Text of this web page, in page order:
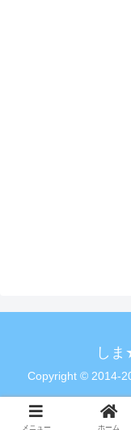
し
Copyright © 2014-
メニュー ホーム